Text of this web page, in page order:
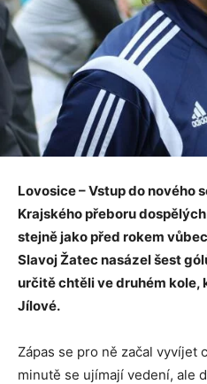
Lovosice – Vstup do nového
Krajského přeboru
stejně jako před rokem
Slavoj Žatec nasázel šest
určitě chtěli ve druhém kole,
Jílové.
Zápas se pro ně začal vyvíjet
minutě se ujímají vedení, ale